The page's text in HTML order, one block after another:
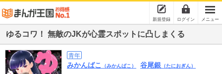
新規登録 ログイン メニュー
ゆるコワ！ 無敵のJKが心霊スポットに凸しまくる
青年
みかんばこ （みかんばこ） 谷尾銀 （たにおぎん）